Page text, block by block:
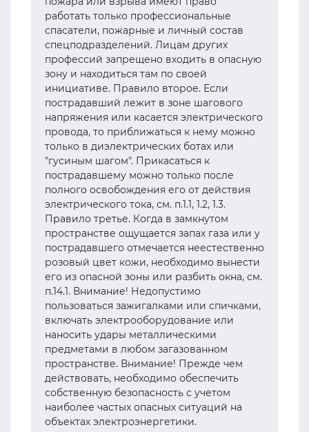
работать только профессиональные
спасатели, пожарные и личный состав
спецподразделений. Лицам других
профессий запрещено входить в опасную
зону и находиться там по своей
инициативе. Правило второе. Если
пострадавший лежит в зоне шагового
напряжения или касается электрического
провода, то приближаться к нему можно
только в диэлектрических ботах или
"гусиным шагом". Прикасаться к
пострадавшему можно только после
полного освобождения его от действия
электрического тока, см. п.1.1, 1.2, 1.3.
Правило третье. Когда в замкнутом
пространстве ощущается запах газа или у
пострадавшего отмечается неестественно
розовый цвет кожи, необходимо вынести
его из опасной зоны или разбить окна, см.
п.14.1. Внимание! Недопустимо
пользоваться зажигалками или спичками,
включать электрооборудование или
наносить удары металлическими
предметами в любом загазованном
пространстве. Внимание! Прежде чем
действовать, необходимо обеспечить
собственную безопасность с учетом
наиболее частых опасных ситуаций на
объектах электроэнергетики.